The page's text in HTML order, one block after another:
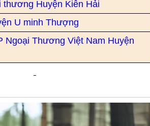
thương Huyện Kiên Hải
U minh Thượng
Ngoại Thương Việt Nam Huyện